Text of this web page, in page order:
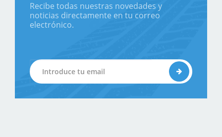
Recibe todas nuestras novedades y
noticias directamente en tu correo
electrónico.